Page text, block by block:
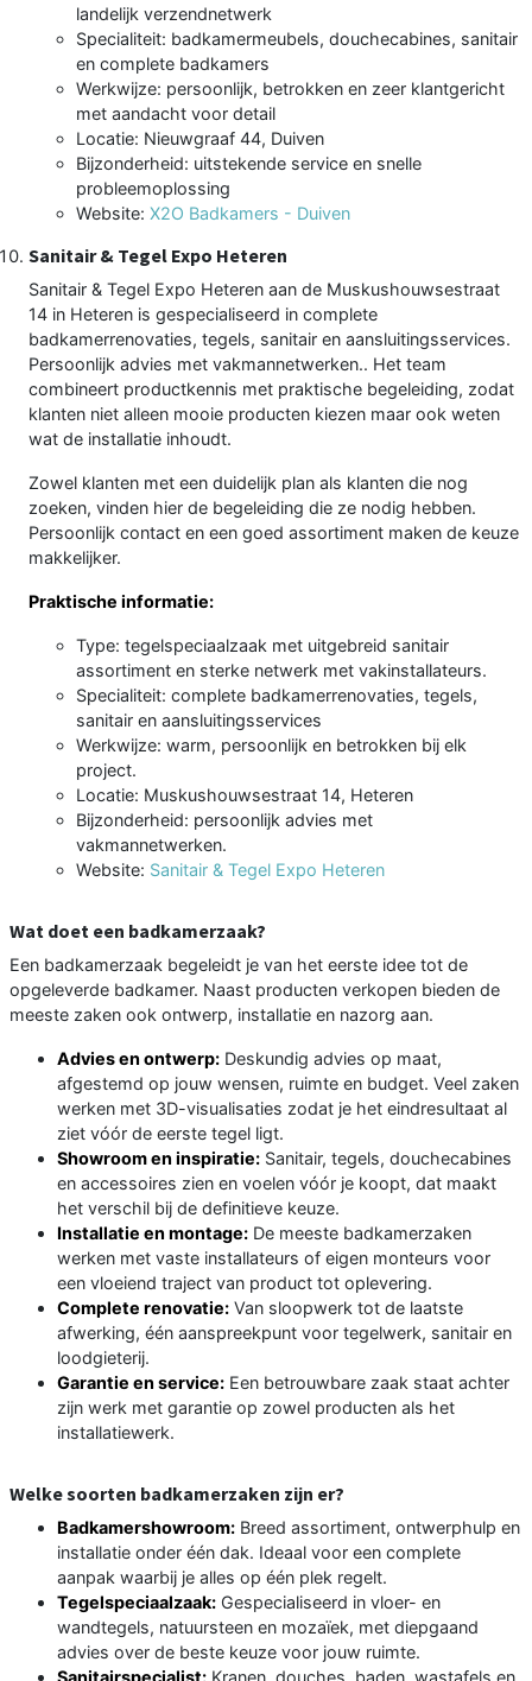
landelijk verzendnetwerk
Specialiteit: badkamermeubels, douchecabines, sanitair
en complete badkamers
Werkwijze: persoonlijk, betrokken en zeer klantgericht
met aandacht voor detail
Locatie: Nieuwgraaf 44, Duiven
Bijzonderheid: uitstekende service en snelle
probleemoplossing
Website: X2O Badkamers - Duiven
Sanitair & Tegel Expo Heteren
Sanitair & Tegel Expo Heteren aan de Muskushouwsestraat
14 in Heteren is gespecialiseerd in complete
badkamerrenovaties, tegels, sanitair en aansluitingsservices.
Persoonlijk advies met vakmannetwerken.. Het team
combineert productkennis met praktische begeleiding, zodat
klanten niet alleen mooie producten kiezen maar ook weten
wat de installatie inhoudt.
Zowel klanten met een duidelijk plan als klanten die nog
zoeken, vinden hier de begeleiding die ze nodig hebben.
Persoonlijk contact en een goed assortiment maken de keuze
makkelijker.
Praktische informatie:
Type: tegelspeciaalzaak met uitgebreid sanitair
assortiment en sterke netwerk met vakinstallateurs.
Specialiteit: complete badkamerrenovaties, tegels,
sanitair en aansluitingsservices
Werkwijze: warm, persoonlijk en betrokken bij elk
project.
Locatie: Muskushouwsestraat 14, Heteren
Bijzonderheid: persoonlijk advies met
vakmannetwerken.
Website: Sanitair & Tegel Expo Heteren
Wat doet een badkamerzaak?
Een badkamerzaak begeleidt je van het eerste idee tot de
opgeleverde badkamer. Naast producten verkopen bieden de
meeste zaken ook ontwerp, installatie en nazorg aan.
Advies en ontwerp: Deskundig advies op maat,
afgestemd op jouw wensen, ruimte en budget. Veel zaken
werken met 3D-visualisaties zodat je het eindresultaat al
ziet vóór de eerste tegel ligt.
Showroom en inspiratie: Sanitair, tegels, douchecabines
en accessoires zien en voelen vóór je koopt, dat maakt
het verschil bij de definitieve keuze.
Installatie en montage: De meeste badkamerzaken
werken met vaste installateurs of eigen monteurs voor
een vloeiend traject van product tot oplevering.
Complete renovatie: Van sloopwerk tot de laatste
afwerking, één aanspreekpunt voor tegelwerk, sanitair en
loodgieterij.
Garantie en service: Een betrouwbare zaak staat achter
zijn werk met garantie op zowel producten als het
installatiewerk.
Welke soorten badkamerzaken zijn er?
Badkamershowroom: Breed assortiment, ontwerphulp en
installatie onder één dak. Ideaal voor een complete
aanpak waarbij je alles op één plek regelt.
Tegelspeciaalzaak: Gespecialiseerd in vloer- en
wandtegels, natuursteen en mozaïek, met diepgaand
advies over de beste keuze voor jouw ruimte.
Sanitairspecialist: Kranen, douches, baden, wastafels en